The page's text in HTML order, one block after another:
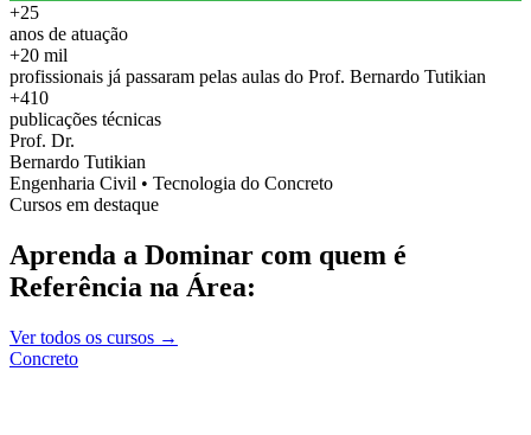
+25
anos de atuação
+20 mil
profissionais já passaram pelas aulas do Prof. Bernardo Tutikian
+410
publicações técnicas
Prof. Dr.
Bernardo Tutikian
Engenharia Civil • Tecnologia do Concreto
Cursos em destaque
Aprenda a Dominar com quem é
Referência na Área:
Ver todos os cursos →
Concreto